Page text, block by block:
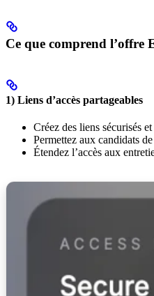
Ce que comprend l’offre
1) Liens d’accès partageables
Créez des liens sécurisés
Permettez aux candidats
Étendez l’accès aux